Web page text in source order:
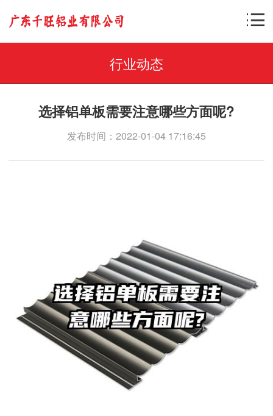
行业动态
选择铝单板需要注意哪些方面呢?
发布时间：2022-01-04 17:16:45